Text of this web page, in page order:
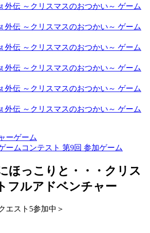
ーゲーム
ームコンテスト 第9回 参加ゲーム
ほっこりと・・・クリス
フルアドベンチャー
エスト5参加中＞